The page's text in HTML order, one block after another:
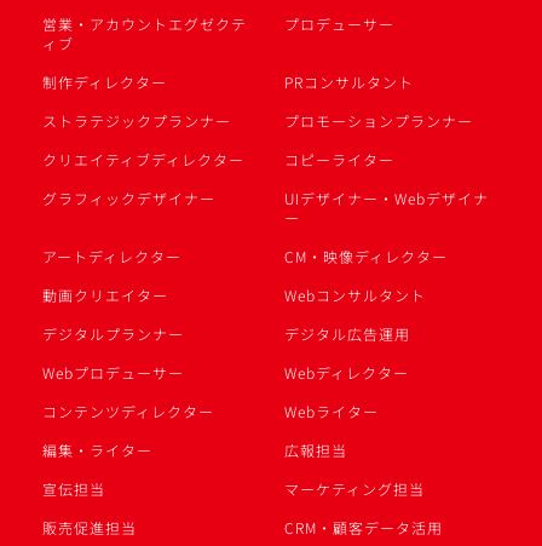
営業・アカウントエグゼクテ
ィブ
プロデューサー
制作ディレクター
PRコンサルタント
ストラテジックプランナー
プロモーションプランナー
クリエイティブディレクター
コピーライター
グラフィックデザイナー
UIデザイナー・Webデザイナ
ー
アートディレクター
CM・映像ディレクター
動画クリエイター
Webコンサルタント
デジタルプランナー
デジタル広告運用
Webプロデューサー
Webディレクター
コンテンツディレクター
Webライター
編集・ライター
広報担当
宣伝担当
マーケティング担当
販売促進担当
CRM・顧客データ活用